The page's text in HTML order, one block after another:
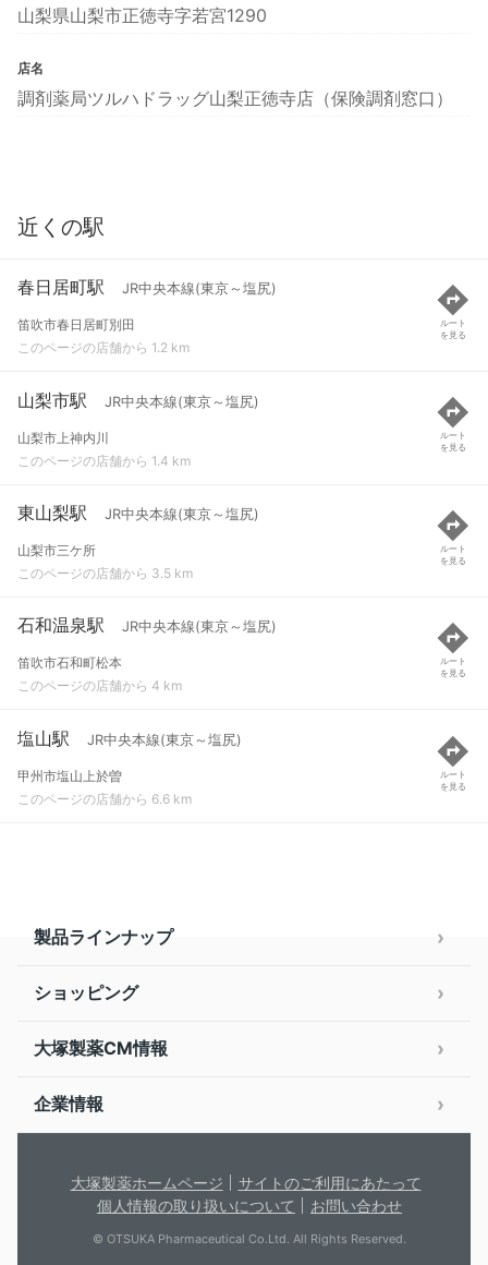
山梨県山梨市正徳寺字若宮1290
店名
調剤薬局ツルハドラッグ山梨正徳寺店（保険調剤窓口）
近くの駅
春日居町駅 JR中央本線(東京～塩尻)
笛吹市春日居町別田
このページの店舗から 1.2 km
ルート
を見る
山梨市駅 JR中央本線(東京～塩尻)
山梨市上神内川
このページの店舗から 1.4 km
ルート
を見る
東山梨駅 JR中央本線(東京～塩尻)
山梨市三ケ所
このページの店舗から 3.5 km
ルート
を見る
石和温泉駅 JR中央本線(東京～塩尻)
笛吹市石和町松本
このページの店舗から 4 km
ルート
を見る
塩山駅 JR中央本線(東京～塩尻)
甲州市塩山上於曽
このページの店舗から 6.6 km
ルート
を見る
製品ラインナップ
ショッピング
大塚製薬CM情報
企業情報
大塚製薬ホームページ
サイトのご利用にあたって
個人情報の取り扱いについて
お問い合わせ
© OTSUKA Pharmaceutical Co.Ltd. All Rights Reserved.